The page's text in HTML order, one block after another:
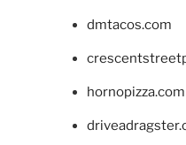
dmtacos.com
hornopizza.com